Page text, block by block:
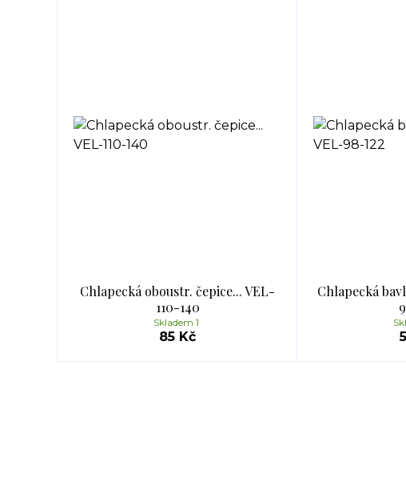
Chlapecká oboustr. čepice... VEL-
110-140
85 Kč
Skladem 1
Chlapecká